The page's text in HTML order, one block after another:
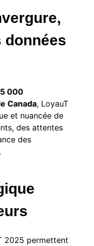
données
000
Canada, LoyauT
et nuancée de
des attentes
des
2025 permettent